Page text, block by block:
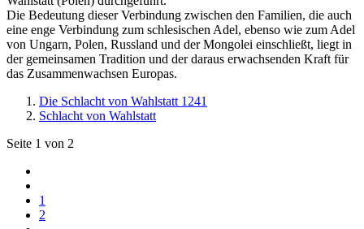
Die Bedeutung dieser Verbindung zwischen den Familien, die auch
eine enge Verbindung zum schlesischen Adel, ebenso wie zum Adel
von Ungarn, Polen, Russland und der Mongolei einschließt, liegt in
der gemeinsamen Tradition und der daraus erwachsenden Kraft für
das Zusammenwachsen Europas.
Die Schlacht von Wahlstatt 1241
Schlacht von Wahlstatt
Seite 1 von 2
1
2